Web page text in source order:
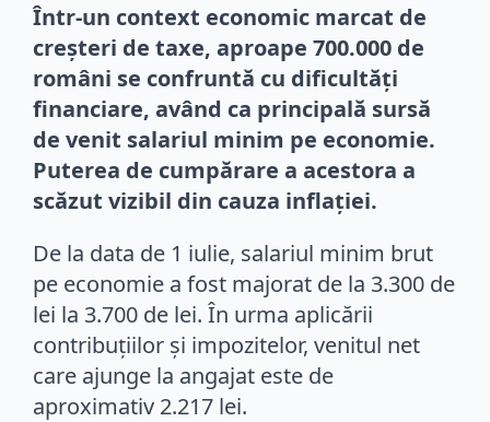
Într-un context economic marcat de
creșteri de taxe, aproape 700.000 de
români se confruntă cu dificultăți
financiare, având ca principală sursă
de venit salariul minim pe economie.
Puterea de cumpărare a acestora a
scăzut vizibil din cauza inflației.
De la data de 1 iulie, salariul minim brut
pe economie a fost majorat de la 3.300 de
lei la 3.700 de lei. În urma aplicării
contribuțiilor și impozitelor, venitul net
care ajunge la angajat este de
aproximativ 2.217 lei.